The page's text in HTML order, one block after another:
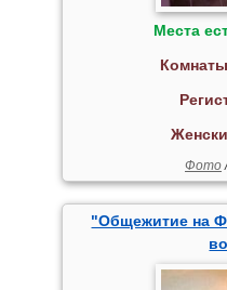
Места
Комнаты
Фото
"Общежитие на